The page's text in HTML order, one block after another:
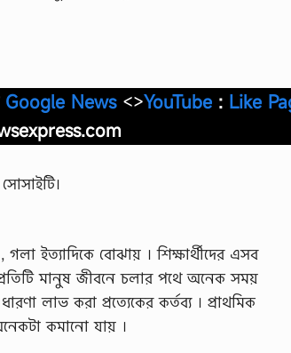
Google News<>YouTube : Like
ইত্যাদিকে বােঝায় । শিক্ষার্থীদের এসব
প্রতিটি মানুষ জীবনে চলার পথে অনেক সময়
লাভ করা প্রত্যেকের কর্তব্য । প্রাথমিক
কমানাে যায় ।